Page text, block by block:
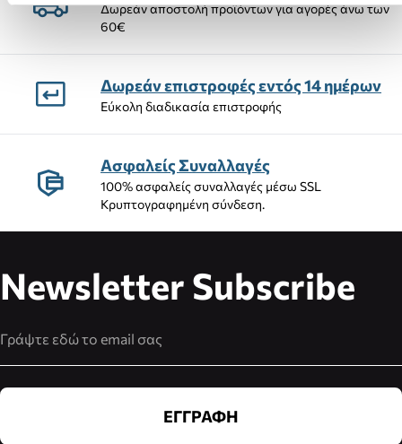
Δωρεάν αποστολή προϊόντων για αγορές άνω των
60€
Δωρεάν επιστροφές εντός 14 ημέρων
Εύκολη διαδικασία επιστροφής
Ασφαλείς Συναλλαγές
100% ασφαλείς συναλλαγές μέσω SSL
Κρυπτογραφημένη σύνδεση.
Newsletter Subscribe
ΕΓΓΡΑΦΗ